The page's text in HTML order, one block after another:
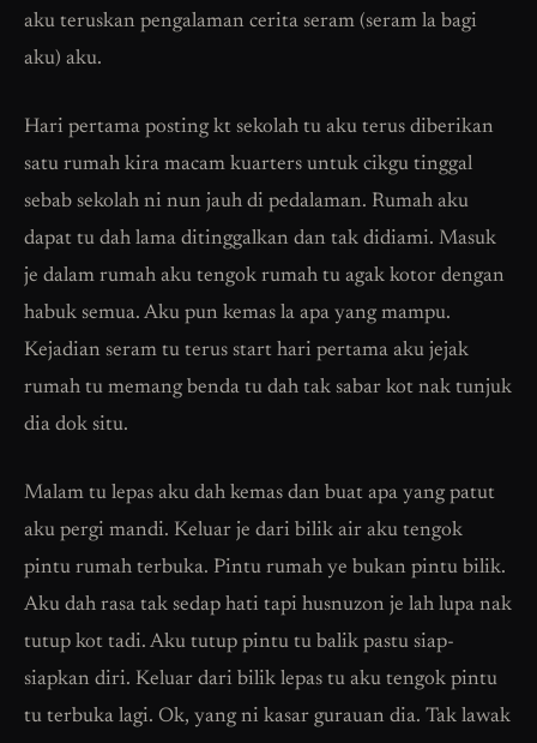
aku teruskan pengalaman cerita seram (seram la bagi
aku) aku.
Hari pertama posting kt sekolah tu aku terus diberikan
satu rumah kira macam kuarters untuk cikgu tinggal
sebab sekolah ni nun jauh di pedalaman. Rumah aku
dapat tu dah lama ditinggalkan dan tak didiami. Masuk
je dalam rumah aku tengok rumah tu agak kotor dengan
habuk semua. Aku pun kemas la apa yang mampu.
Kejadian seram tu terus start hari pertama aku jejak
rumah tu memang benda tu dah tak sabar kot nak tunjuk
dia dok situ.
Malam tu lepas aku dah kemas dan buat apa yang patut
aku pergi mandi. Keluar je dari bilik air aku tengok
pintu rumah terbuka. Pintu rumah ye bukan pintu bilik.
Aku dah rasa tak sedap hati tapi husnuzon je lah lupa nak
tutup kot tadi. Aku tutup pintu tu balik pastu siap-
siapkan diri. Keluar dari bilik lepas tu aku tengok pintu
tu terbuka lagi. Ok, yang ni kasar gurauan dia. Tak lawak